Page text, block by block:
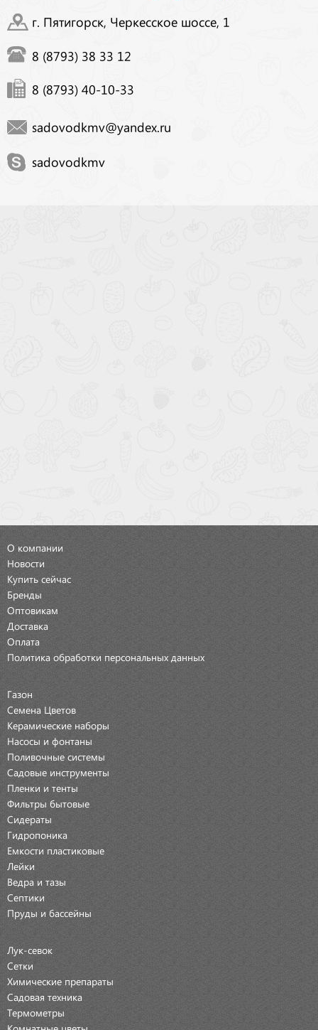
г. Пятигорск, Черкесское шоссе, 1
8 (8793) 38 33 12
8 (8793) 40-10-33
sadovodkmv@yandex.ru
sadovodkmv
О компании
Новости
Купить сейчас
Бренды
Оптовикам
Доставка
Оплата
Политика обработки персональных данных
Газон
Семена Цветов
Керамические наборы
Насосы и фонтаны
Поливочные системы
Садовые инструменты
Пленки и тенты
Фильтры бытовые
Сидераты
Гидропоника
Емкости пластиковые
Лейки
Ведра и тазы
Септики
Пруды и бассейны
Лук-севок
Сетки
Химические препараты
Садовая техника
Термометры
Комнатные цветы